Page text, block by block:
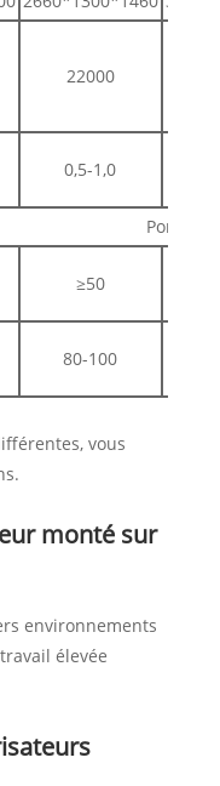
22000
0,5-1,0
Pompe
≥50
80-100
vous
monté sur
environnements
élevée